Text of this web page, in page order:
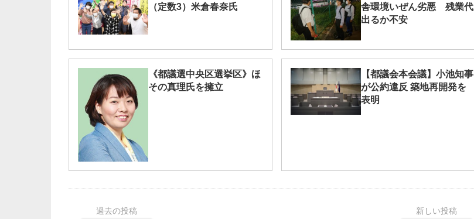
（定数3）米倉春奈氏
舎環境いぜん劣悪 残業代
出るか不安
《都議選中央区選挙区》ほ
その真理氏を擁立
【都議会本会議】小池知事
が公約違反 築地再開発を
表明